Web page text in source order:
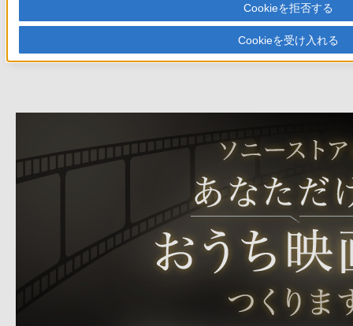
サウンドバー 商品一覧を見る
Cookieを拒否する
Cookieを受け入れる